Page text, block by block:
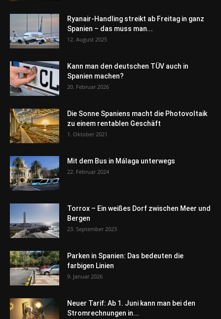
Ryanair-Handling streikt ab Freitag in ganz
Spanien – das muss man...
12. August 2025
Kann man den deutschen TÜV auch in
Spanien machen?
20. Februar 2026
Die Sonne Spaniens macht die Photovoltaik
zu einem rentablen Geschäft
1. Oktober 2021
Mit dem Bus in Málaga unterwegs
22. Februar 2024
Torrox – Ein weißes Dorf zwischen Meer und
Bergen
23. September 2023
Parken in Spanien: Das bedeuten die
farbigen Linien
9. Januar 2026
Neuer Tarif: Ab 1. Juni kann man bei den
Stromrechnungen in...